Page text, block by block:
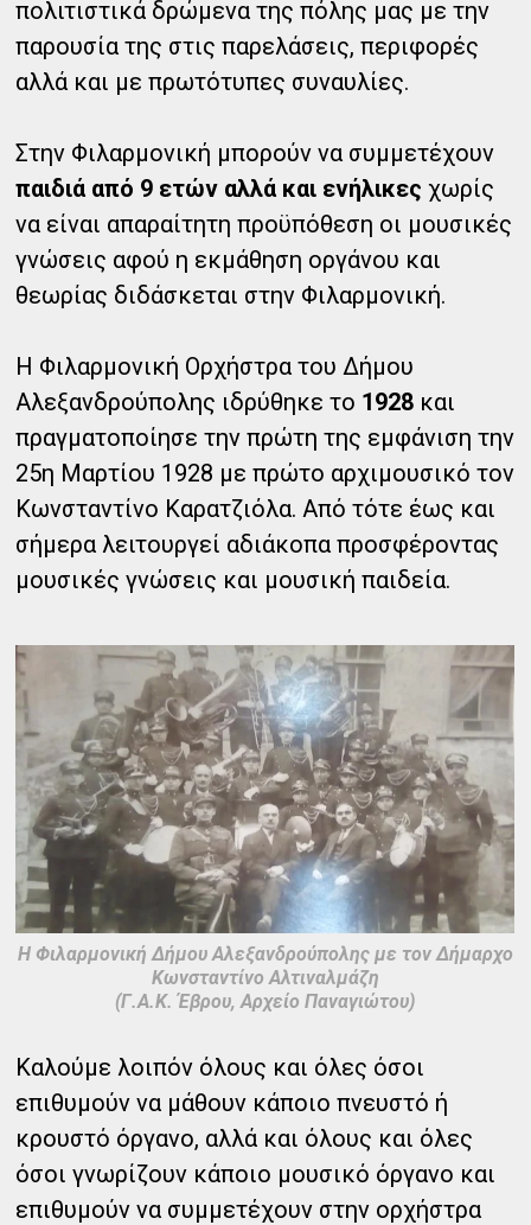
πολιτιστικά δρώμενα της πόλης μας με την
παρουσία της στις παρελάσεις, περιφορές
αλλά και με πρωτότυπες συναυλίες.
Στην Φιλαρμονική μπορούν να συμμετέχουν
παιδιά από 9 ετών αλλά και ενήλικες χωρίς
να είναι απαραίτητη προϋπόθεση οι μουσικές
γνώσεις αφού η εκμάθηση οργάνου και
θεωρίας διδάσκεται στην Φιλαρμονική.
Η Φιλαρμονική Ορχήστρα του Δήμου
Αλεξανδρούπολης ιδρύθηκε το 1928 και
πραγματοποίησε την πρώτη της εμφάνιση την
25η Μαρτίου 1928 με πρώτο αρχιμουσικό τον
Κωνσταντίνο Καρατζιόλα. Από τότε έως και
σήμερα λειτουργεί αδιάκοπα προσφέροντας
μουσικές γνώσεις και μουσική παιδεία.
Η Φιλαρμονική Δήμου Αλεξανδρούπολης με τον Δήμαρχο
Κωνσταντίνο Αλτιναλμάζη
(Γ.Α.Κ. Έβρου, Αρχείο Παναγιώτου)
Καλούμε λοιπόν όλους και όλες όσοι
επιθυμούν να μάθουν κάποιο πνευστό ή
κρουστό όργανο, αλλά και όλους και όλες
όσοι γνωρίζουν κάποιο μουσικό όργανο και
επιθυμούν να συμμετέχουν στην ορχήστρα